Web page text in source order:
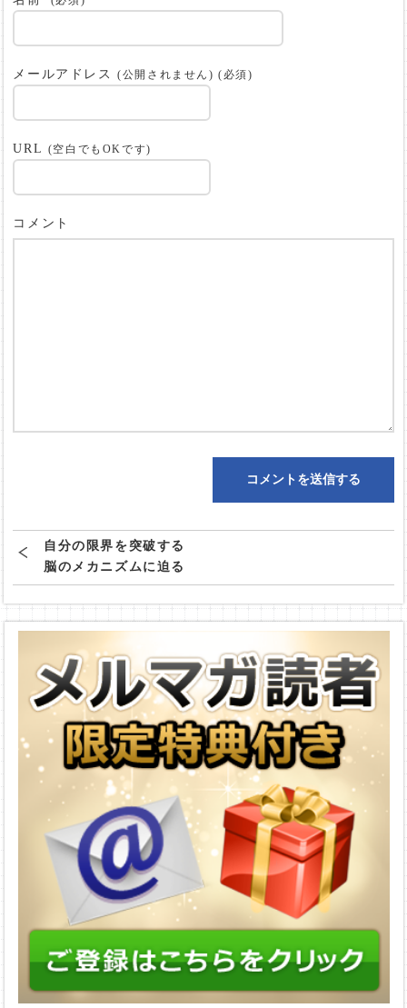
メールアドレス(公開されません) (必須)
URL (空白でもOKです)
コメント
自分の限界を突破する
脳のメカニズムに迫る